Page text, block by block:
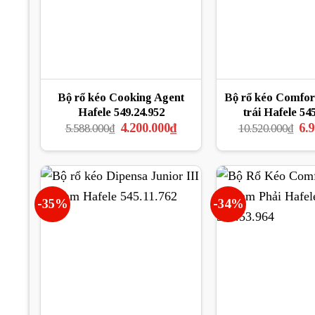
Bộ rổ kéo Cooking Agent
Hafele 549.24.952
5.588.000₫ Giá
là:
4.200.000₫Giá
hiện
tại
4.200.000₫.
Bộ rổ kéo
trái Hafele
10.520.000₫ Giá
là:
-35% -34%